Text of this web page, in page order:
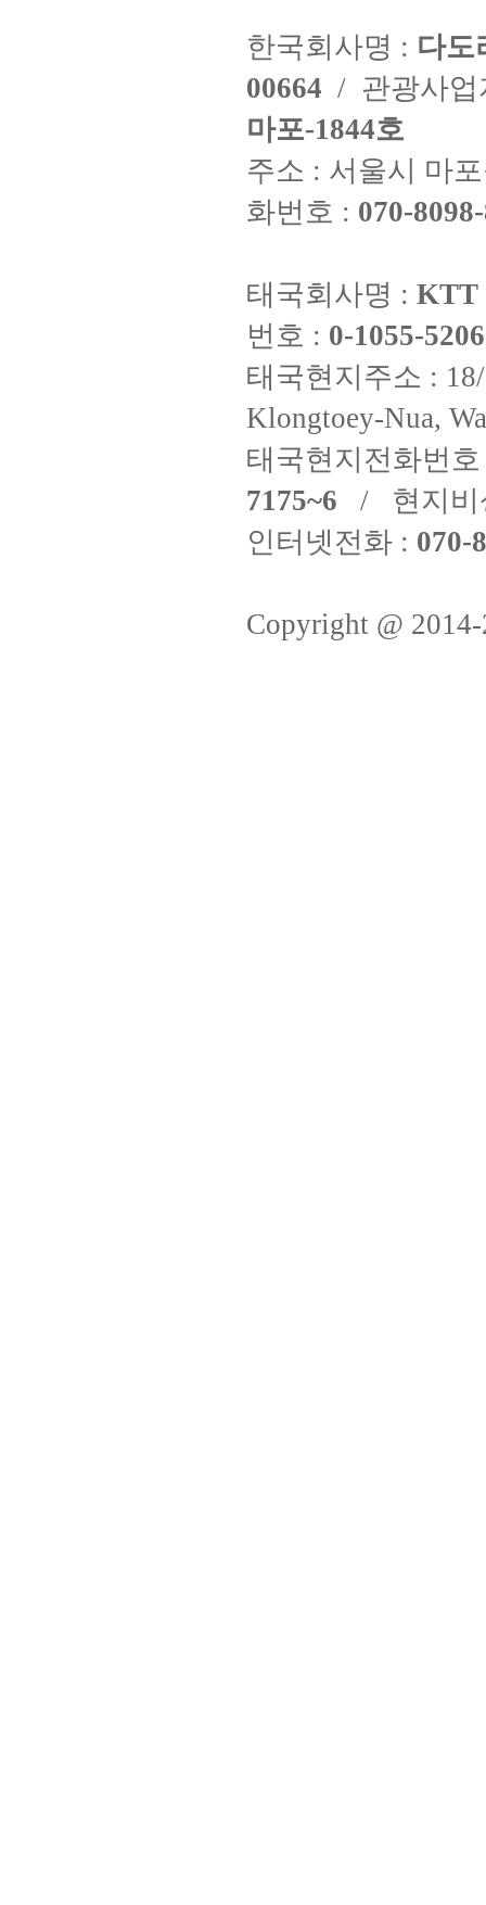
한국회사명 : 다도
00664 / 관광사
마포-1844호
주소 : 서울시 마
화번호 : 070-
태국회사명 : KTT
번호 : 0-1055-
태국현지주소 :
Klongtoey-Nua,
태국현지전화번
7175~6 / 현지비
인터넷전화 : 070-
Copyright @